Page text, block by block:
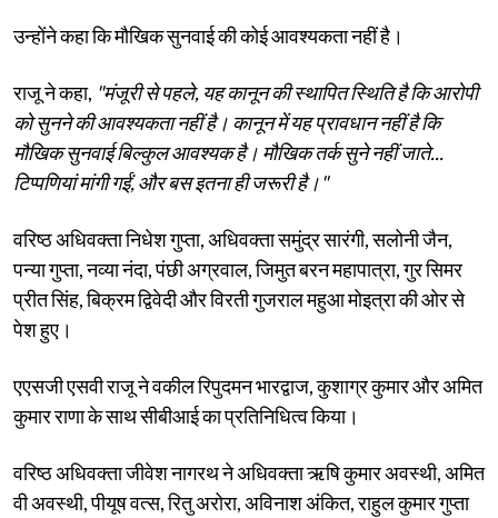
उन्होंने कहा कि मौखिक सुनवाई की कोई आवश्यकता नहीं है।
राजू ने कहा, "मंजूरी से पहले, यह कानून की स्थापित स्थिति है कि आरोपी
को सुनने की आवश्यकता नहीं है। कानून में यह प्रावधान नहीं है कि
मौखिक सुनवाई बिल्कुल आवश्यक है। मौखिक तर्क सुने नहीं जाते...
टिप्पणियां मांगी गईं, और बस इतना ही जरूरी है।"
वरिष्ठ अधिवक्ता निधेश गुप्ता, अधिवक्ता समुंद्र सारंगी, सलोनी जैन,
पन्या गुप्ता, नव्या नंदा, पंछी अग्रवाल, जिमुत बरन महापात्रा, गुर सिमर
प्रीत सिंह, बिक्रम द्विवेदी और विरती गुजराल महुआ मोइत्रा की ओर से
पेश हुए।
एएसजी एसवी राजू ने वकील रिपुदमन भारद्वाज, कुशाग्र कुमार और अमित
कुमार राणा के साथ सीबीआई का प्रतिनिधित्व किया।
वरिष्ठ अधिवक्ता जीवेश नागरथ ने अधिवक्ता ऋषि कुमार अवस्थी, अमित
वी अवस्थी, पीयूष वत्स, रितु अरोरा, अविनाश अंकित, राहुल कुमार गुप्ता